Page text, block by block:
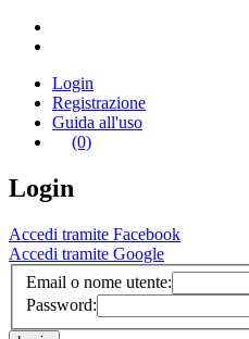
Login
Registrazione
Guida all'uso
(0)
Login
Accedi tramite Facebook
Accedi tramite Google
Email o nome utente:
Password: